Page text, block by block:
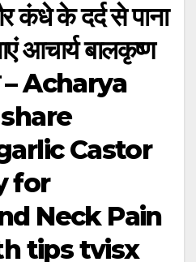
कंधे के दर्द से पाना
आचार्य बालकृष्ण
– Acharya
Castor
for
Neck Pain
tips tvisx